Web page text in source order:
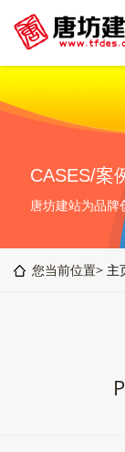
CASES/案
唐坊建站为品
您当前位置> 主